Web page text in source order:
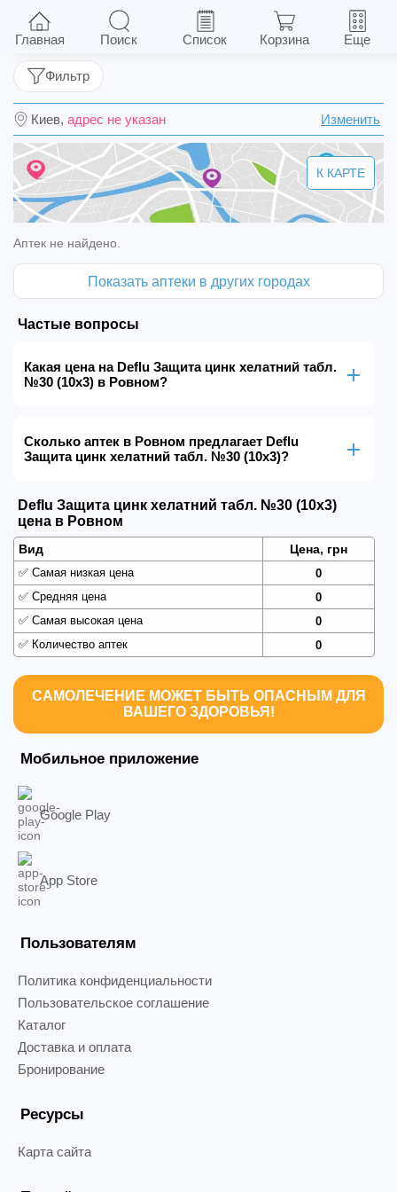
Deflu Защита цинк хелатний табл. №30 (10х3)
Киев, адрес не указан Изменить
Фильтр
К КАРТЕ
Аптек не найдено.
Показать аптеки в других городах
Частые вопросы
Какая цена на Deflu Защита цинк хелатний табл.
№30 (10х3) в Ровном?
Сколько аптек в Ровном предлагает Deflu
Защита цинк хелатний табл. №30 (10х3)?
Deflu Защита цинк хелатний табл. №30 (10х3)
цена в Ровном
Вид Цена, грн
✅ Самая низкая цена
0
✅ Средняя цена
0
✅ Самая высокая цена
0
✅ Количество аптек 0
САМОЛЕЧЕНИЕ МОЖЕТ БЫТЬ ОПАСНЫМ ДЛЯ
ВАШЕГО ЗДОРОВЬЯ!
Мобильное приложение
Google Play
App Store
Пользователям
Политика конфиденциальности
Пользовательское соглашение
Каталог
Доставка и оплата
Бронирование
Ресурсы
Карта сайта
Главная Поиск Список Корзина Еще